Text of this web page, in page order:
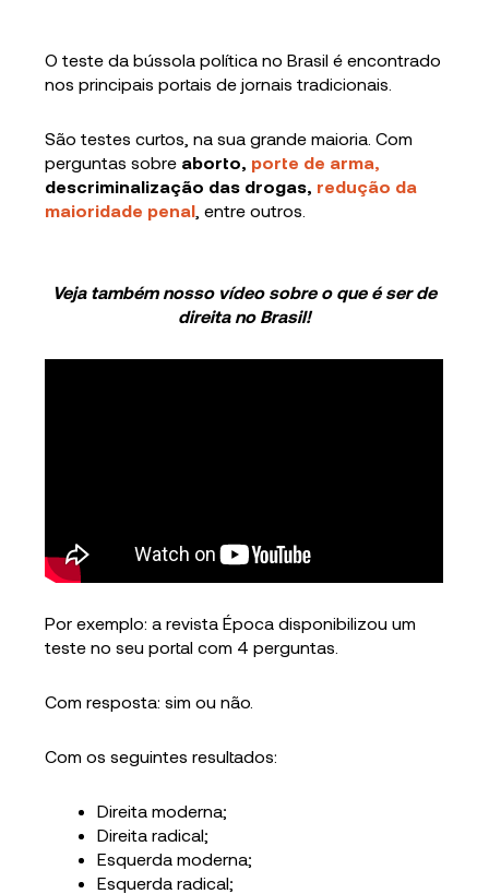
O teste da bússola política no Brasil é encontrado
nos principais portais de jornais tradicionais.
São testes curtos, na sua grande maioria. Com
perguntas sobre aborto, porte de arma,
descriminalização das drogas, redução da
maioridade penal , entre outros.
Veja também nosso vídeo sobre o que é ser de
direita no Brasil!
Por exemplo: a revista Época disponibilizou um
teste no seu portal com 4 perguntas.
Com resposta: sim ou não.
Com os seguintes resultados:
Direita moderna;
Direita radical;
Esquerda moderna;
Esquerda radical;